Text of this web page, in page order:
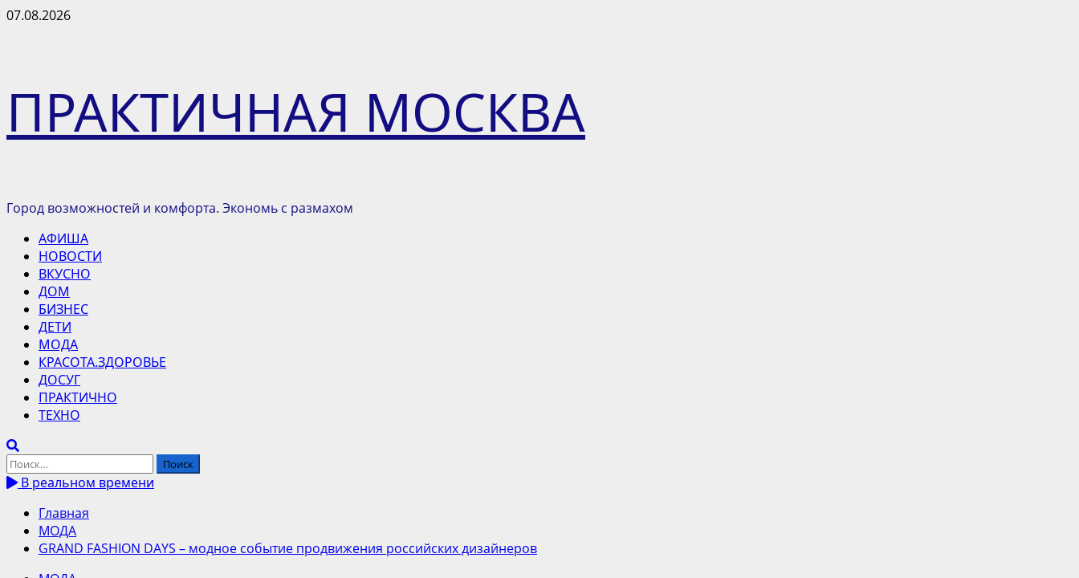
Перейти
07.08.2026
ПРАКТИЧНАЯ МОСКВА
Город возможностей и комфорта. Экономь с размахом
Основное
меню
АФИША
НОВОСТИ
ВКУСНО
ДОМ
БИЗНЕС
ДЕТИ
МОДА
КРАСОТА.ЗДОРОВЬЕ
ДОСУГ
ПРАКТИЧНО
ТЕХНО
Найти:
В реальном времени
Главная
МОДА
GRAND FASHION DAYS – модное событие продвижения российских дизайнеров